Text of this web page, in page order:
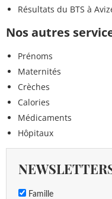
Résultats du BTS à
Nos autres
Prénoms
Maternités
Crèches
Calories
Médicaments
Hôpitaux
Famille